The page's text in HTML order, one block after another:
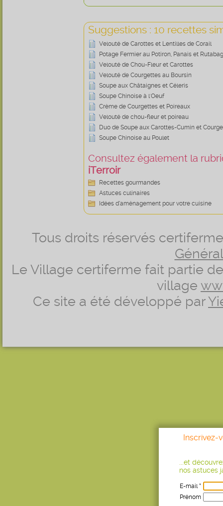
Suggestions : 10 recettes
Velouté de Carottes et Lentilles de Corail
Potage Fermier au Potiron, Panais et
Velouté de Chou-Fleur et Carottes
Velouté de Courgettes au Boursin
Soupe aux Châtaignes et Céleris
Soupe Chinoise à l'Oeuf
Crème de Courgettes et Poireaux
Velouté de chou-fleur et poireau
Duo de Soupe aux Carottes-Cumin et
Soupe Chinoise au Poulet
Consultez également la
iTerroir
Recettes gourmandes
Astuces culinaires
Idées d’aménagement pour votre cuisine
Tous droits réservés
Le Village certiferme fait partie
village
Ce site a été développé par
Inscrivez-
...et
nos astuces
E-mail *
Prénom